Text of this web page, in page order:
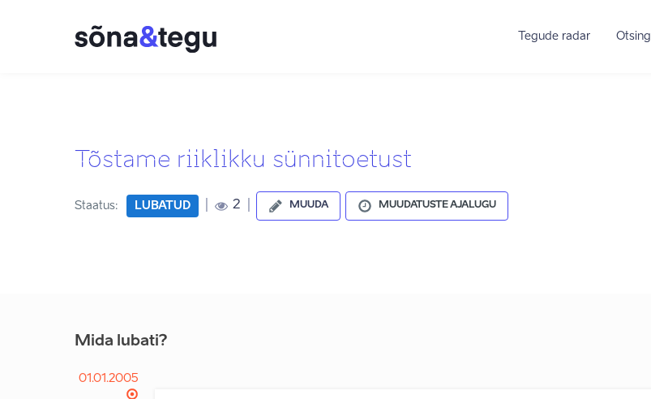
Tegude radar Otsing
Tõstame riiklikku sünnitoetust
Staatus: LUBATUD 2 MUUDA MUUDATUSTE AJALUGU
Mida lubati?
01.01.2005